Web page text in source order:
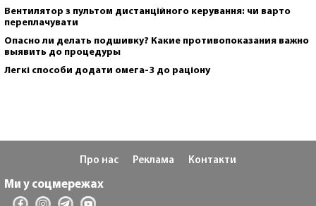
Вентилятор з пультом дистанційного керування: чи варто
переплачувати
Опасно ли делать подшивку? Какие противопоказания важно
выявить до процедуры
Легкі способи додати омега-3 до раціону
Про нас Реклама Контакти
Ми у соцмережах